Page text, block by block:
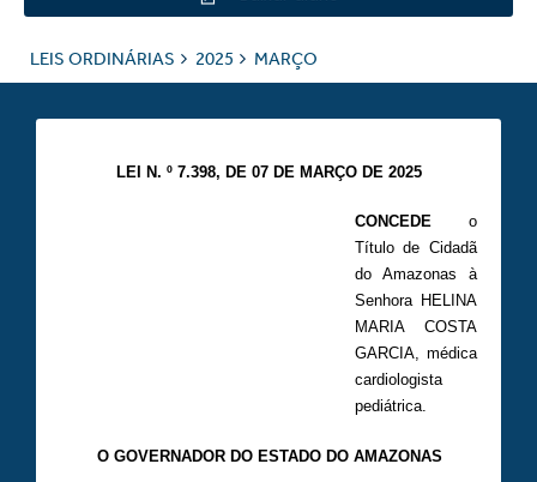
LEIS ORDINÁRIAS 2025 MARÇO
LEI N. º 7.398, DE 07 DE MARÇO DE 2025
CONCEDEo
Título de Cidadã
do Amazonas à
Senhora HELINA
MARIA COSTA
GARCIA, médica
cardiologista
pediátrica.
O GOVERNADOR DO ESTADO DO AMAZONAS